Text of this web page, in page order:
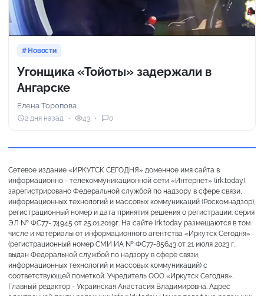
Новости
Угонщика «Тойоты» задержали в
Ангарске
Елена Торопова
2 дня назад 43 0
Сетевое издание «ИРКУТСК СЕГОДНЯ» доменное имя сайта в
информационно - телекоммуникационной сети «Интернет» (irk.today),
зарегистрировано Федеральной службой по надзору в сфере связи,
информационных технологий и массовых коммуникаций (Роскомнадзор),
регистрационный номер и дата принятия решения о регистрации: серия
ЭЛ № ФС77- 74945 от 25.01.2019г. На сайте irk.today размещаются в том
числе и материалы от информационного агентства «Иркутск Сегодня»
(регистрационный номер СМИ ИА № ФС77-85643 от 21 июля 2023 г.,
выдан Федеральной службой по надзору в сфере связи,
информационных технологий и массовых коммуникаций) с
соответствующей пометкой. Учредитель ООО «Иркутск Сегодня».
Главный редактор - Украинская Анастасия Владимировна. Адрес